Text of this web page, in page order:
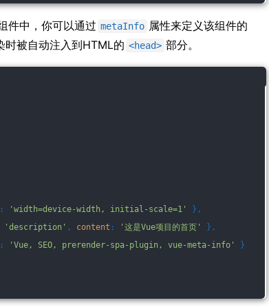
件中，你可以通过 metaInfo 属性来定义该组件的
时被自动注入到HTML的 <head> 部分。
: 'width=device-width, initial-scale=1'
},
'description' , content : '这是Vue项目的首页'
},
: 'Vue, SEO, prerender-spa-plugin, vue-meta-info'
}